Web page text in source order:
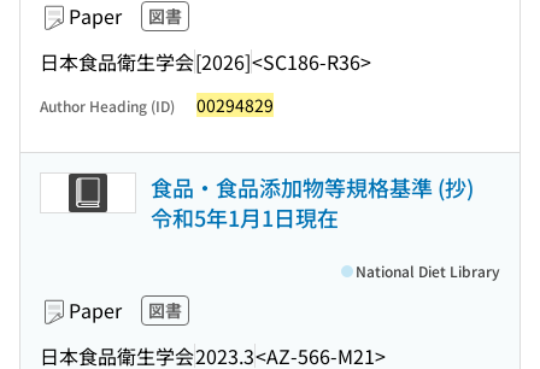
Paper 図書
日本食品衛生学会[2026]<SC186-R36>
Author Heading (ID) 00294829
食品・食品添加物等規格基準 (抄)
令和5年1月1日現在
Paper 図書
日本食品衛生学会2023.3<AZ-566-M21>
National Diet Library